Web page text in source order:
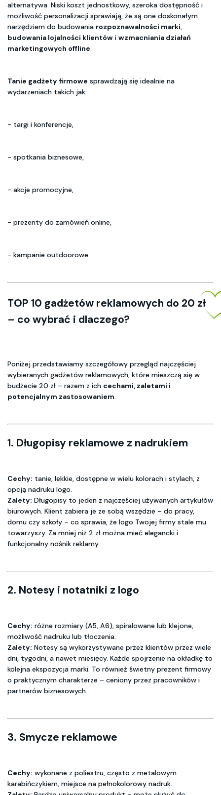
alternatywa. Niski koszt jednostkowy, szeroka dostępność i
możliwość personalizacji sprawiają, że są one doskonałym
narzędziem do budowania rozpoznawalności marki,
budowania lojalności klientów i wzmacniania działań
marketingowych offline.
Tanie gadżety firmowe sprawdzają się idealnie na
wydarzeniach takich jak:
- targi i konferencje,
- spotkania biznesowe,
- akcje promocyjne,
- prezenty do zamówień online,
- kampanie outdoorowe.
TOP 10 gadżetów reklamowych do 20 zł
– co wybrać i dlaczego?
Poniżej przedstawiamy szczegółowy przegląd najczęściej
wybieranych gadżetów reklamowych, które mieszczą się w
budżecie 20 zł – razem z ich cechami, zaletami i
potencjalnym zastosowaniem
1. Długopisy reklamowe z nadrukiem
Cechy: tanie, lekkie, dostępne w wielu kolorach i stylach, z
opcją nadruku logo.
Zalety: Długopisy to jeden z najczęściej używanych artykułów
biurowych. Klient zabiera je ze sobą wszędzie – do pracy,
domu czy szkoły – co sprawia, że logo Twojej firmy stale mu
towarzyszy. Za mniej niż 2 zł można mieć elegancki i
funkcjonalny nośnik reklamy.
2. Notesy i notatniki z logo
Cechy: różne rozmiary (A5, A6), spiralowane lub klejone,
możliwość nadruku lub tłoczenia.
Zalety: Notesy są wykorzystywane przez klientów przez wiele
dni, tygodni, a nawet miesięcy. Każde spojrzenie na okładkę to
kolejna ekspozycja marki. To również świetny prezent firmowy
o praktycznym charakterze – ceniony przez pracowników i
partnerów biznesowych.
3. Smycze reklamowe
Cechy: wykonane z poliestru, często z metalowym
karabińczykiem, miejsce na pełnokolorowy nadruk.